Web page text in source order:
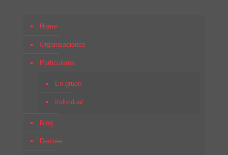
Home
Organizaciones
Particulares
En grupo
Individual
Blog
Desirée